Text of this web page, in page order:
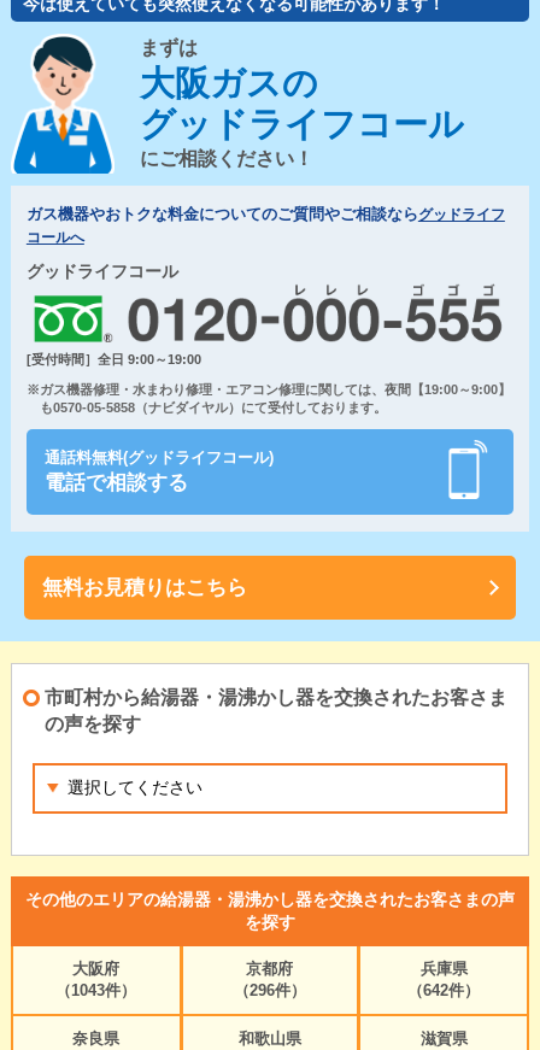
今は使えていても突然使えなくなる可能性があります！
まずは
大阪ガスの
グッドライフコール
にご相談ください！
ガス機器やおトクな料金についてのご質問やご相談ならグッドライフ
コールへ
グッドライフコール
[受付時間］全日 9:00～19:00
※ガス機器修理・水まわり修理・エアコン修理に関しては、夜間【19:00～9:00】
も0570-05-5858（ナビダイヤル）にて受付しております。
通話料無料(グッドライフコール)
電話で相談する
無料お見積りはこちら
市町村から給湯器・湯沸かし器を交換されたお客さま
の声を探す
その他のエリアの給湯器・湯沸かし器を交換されたお客さまの声
を探す
大阪府
（1043件）
京都府
（296件）
兵庫県
（642件）
奈良県
和歌山県
滋賀県